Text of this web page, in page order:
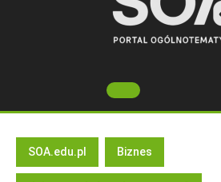
Open
Button
SOA.edu.pl Biznes